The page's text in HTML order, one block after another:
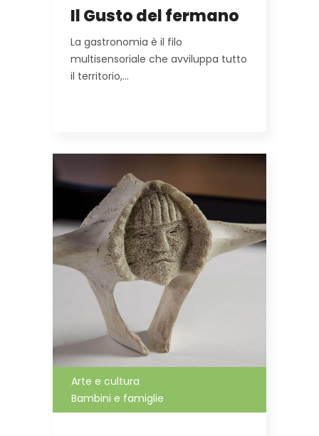
Il Gusto del fermano
La gastronomia è il filo
multisensoriale che avviluppa tutto
il territorio,…
Arte e cultura
Bambini e famiglie